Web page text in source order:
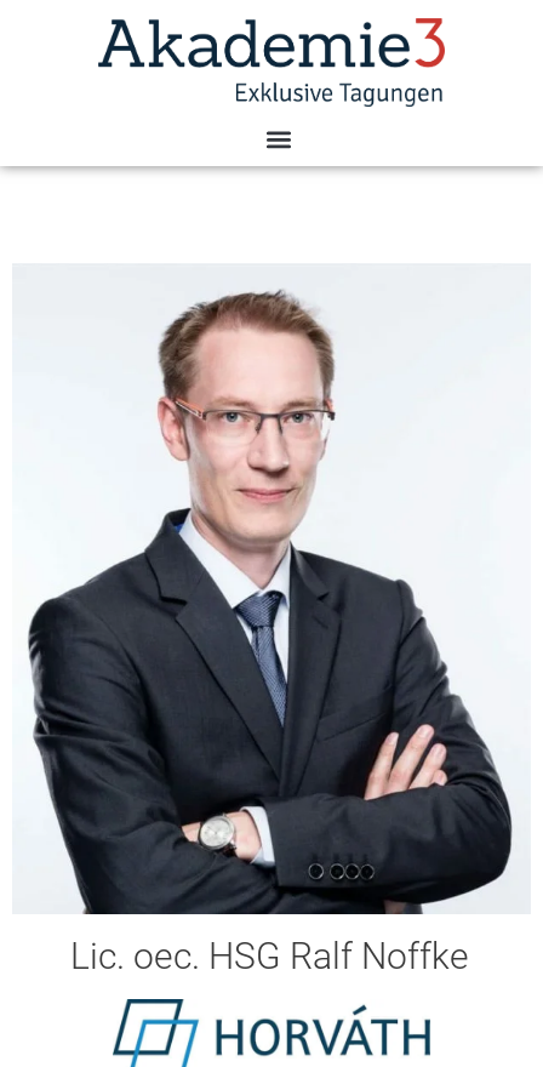
Lic. oec. HSG Ralf Noffke